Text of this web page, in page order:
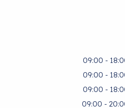
09:00 -
09:00 -
09:00 -
09:00 -